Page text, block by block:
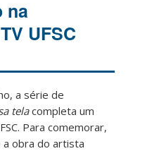
na
UFSC
a série de
telacompleta um
Para comemorar,
a obra do artista